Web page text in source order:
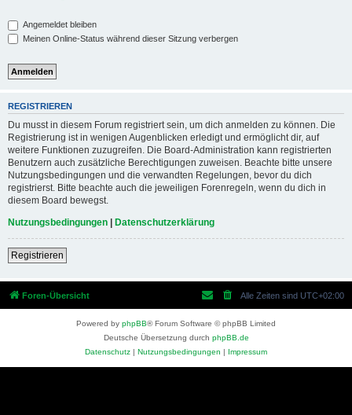
Angemeldet bleiben
Meinen Online-Status während dieser Sitzung verbergen
REGISTRIEREN
Du musst in diesem Forum registriert sein, um dich anmelden zu können. Die
Registrierung ist in wenigen Augenblicken erledigt und ermöglicht dir, auf
weitere Funktionen zuzugreifen. Die Board-Administration kann registrierten
Benutzern auch zusätzliche Berechtigungen zuweisen. Beachte bitte unsere
Nutzungsbedingungen und die verwandten Regelungen, bevor du dich
registrierst. Bitte beachte auch die jeweiligen Forenregeln, wenn du dich in
diesem Board bewegst.
Nutzungsbedingungen | Datenschutzerklärung
Registrieren
Foren-Übersicht Alle Zeiten sind UTC+02:00
Powered by phpBB® Forum Software © phpBB Limited
Deutsche Übersetzung durch phpBB.de
Datenschutz | Nutzungsbedingungen | Impressum